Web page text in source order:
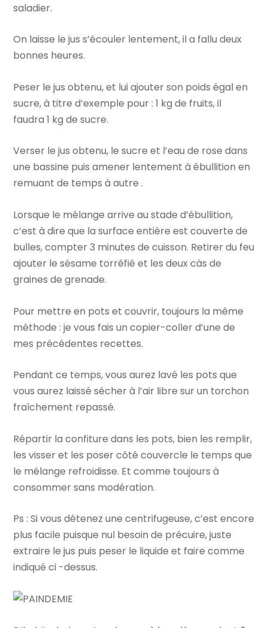
saladier.
On laisse le jus s’écouler lentement, il a fallu deux
bonnes heures.
Peser le jus obtenu, et lui ajouter son poids égal en
sucre, à titre d’exemple pour : 1 kg de fruits, il
faudra 1 kg de sucre.
Verser le jus obtenu, le sucre et l’eau de rose dans
une bassine puis amener lentement à ébullition en
remuant de temps à autre .
Lorsque le mélange arrive au stade d’ébullition,
c’est à dire que la surface entière est couverte de
bulles, compter 3 minutes de cuisson. Retirer du feu
ajouter le sésame torréfié et les deux càs de
graines de grenade.
Pour mettre en pots et couvrir, toujours la même
méthode : je vous fais un copier-coller d’une de
mes précédentes recettes.
Pendant ce temps, vous aurez lavé les pots que
vous aurez laissé sécher à l’air libre sur un torchon
fraîchement repassé.
Répartir la confiture dans les pots, bien les remplir,
les visser et les poser côté couvercle le temps que
le mélange refroidisse. Et comme toujours à
consommer sans modération.
Ps : Si vous détenez une centrifugeuse, c’est encore
plus facile puisque nul besoin de précuire, juste
extraire le jus puis peser le liquide et faire comme
indiqué ci -dessus.